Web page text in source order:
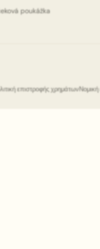
poukážka
επιστροφής χρημάτωνΝομική